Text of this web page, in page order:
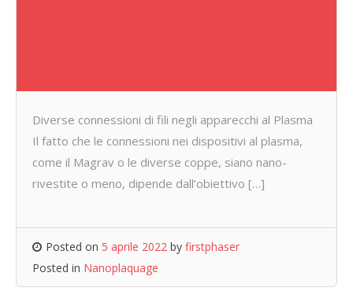
Diverse connessioni di fili negli apparecchi al Plasma
Il fatto che le connessioni nei dispositivi al plasma,
come il Magrav o le diverse coppe, siano nano-
rivestite o meno, dipende dall’obiettivo […]
Posted on 5 aprile 2022 by firstphaser
Posted in Nanoplaquage